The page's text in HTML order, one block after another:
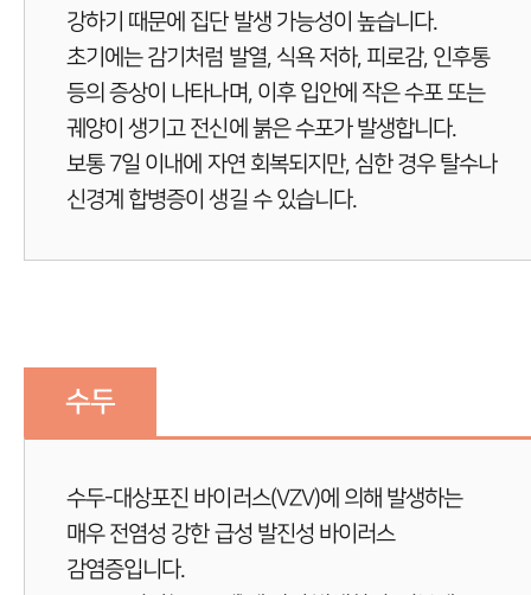
강하기 때문에 집단 발생 가능성이 높습니다.
초기에는 감기처럼 발열, 식욕 저하, 피로감, 인후통
등의 증상이 나타나며, 이후 입안에 작은 수포 또는
궤양이 생기고 전신에 붉은 수포가 발생합니다.
보통 7일 이내에 자연 회복되지만, 심한 경우 탈수나
신경계 합병증이 생길 수 있습니다.
수두
수두-대상포진 바이러스(VZV)에 의해 발생하는
매우 전염성 강한 급성 발진성 바이러스
감염증입니다.